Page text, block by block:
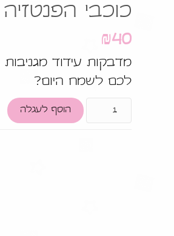
כוכבי
₪40
מדבקות עידוד
לכם לשמח היום?
הוסף לעגלה